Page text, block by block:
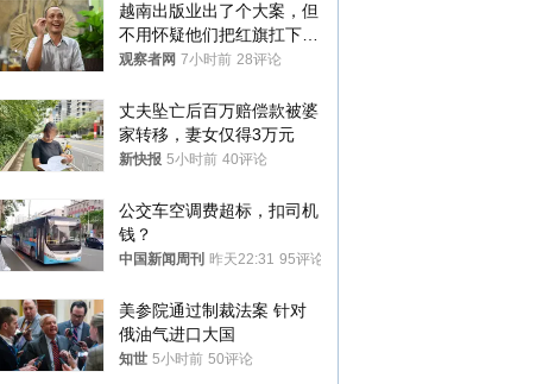
越南出版业出了个大案，但
不用怀疑他们把红旗扛下去
的决心
观察者网 7小时前 28评论
丈夫坠亡后百万赔偿款被婆
家转移，妻女仅得3万元
新快报 5小时前 40评论
公交车空调费超标，扣司机
钱？
中国新闻周刊 昨天22:31 95评论
美参院通过制裁法案 针对
俄油气进口大国
知世 5小时前 50评论